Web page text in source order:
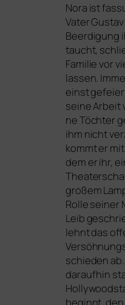
Nora ist
Vater
Beerdigung
taucht,
Familie vor
las­sen.
einst
sei­ne
ne Töchter
ihm nicht
kommt er
dem er ihr,
gro­ßem
Rolle sei­ner
Leib
lehnt das
schie­den
dar­auf­hin